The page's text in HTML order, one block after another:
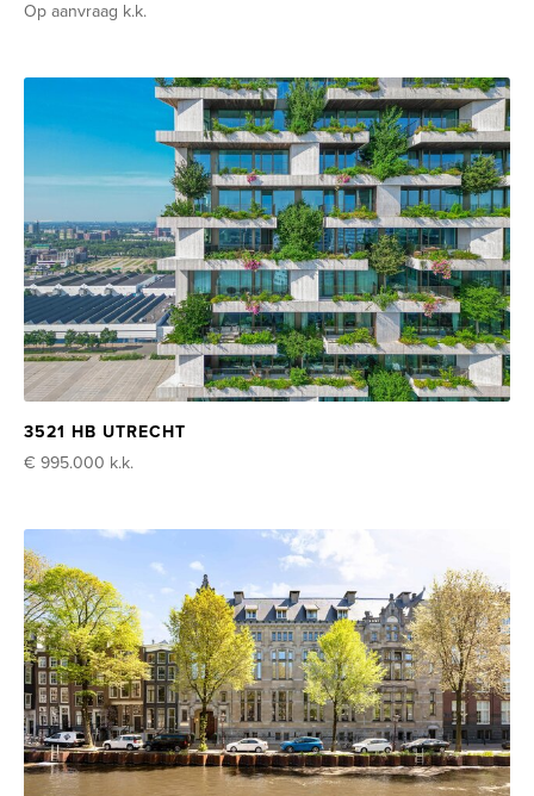
Op aanvraag k.k.
3521 HB UTRECHT
€ 995.000 k.k.